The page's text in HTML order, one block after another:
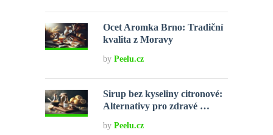
Ocet Aromka Brno: Tradiční
kvalita z Moravy
byPeelu.cz
Sirup bez kyseliny citronové:
Alternativy pro zdravé …
byPeelu.cz